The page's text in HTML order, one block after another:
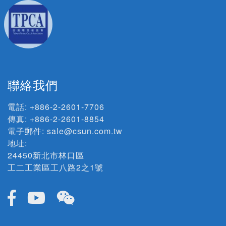
聯絡我們
電話: +886-2-2601-7706
傳真: +886-2-2601-8854
電子郵件: sale@csun.com.tw
地址:
24450新北市林口區
工二工業區工八路2之1號